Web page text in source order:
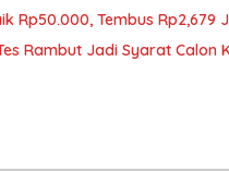
Rp50.000, Tembus Rp2,679
Rambut Jadi Syarat Calon